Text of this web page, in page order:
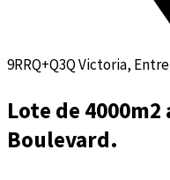
9RRQ+Q3Q Victoria,
Lote de
Boulevard.